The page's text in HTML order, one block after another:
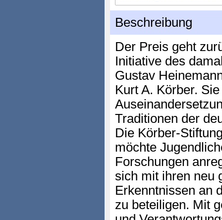
Beschreibung
Der Preis geht
Initiative des
Gustav
Kurt A. Körber.
Traditionen der
Die Körber-
möchte
Forschungen
sich mit ihren neu
Erkenntnissen an
zu beteiligen. Mit